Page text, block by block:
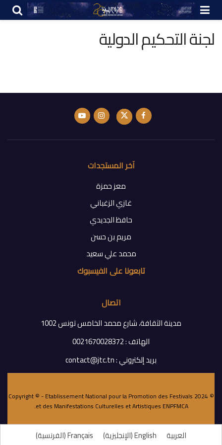
لجنة التحكيم الدولية
آخر المستجدات
معز حمزة
غازي الزغباني
حافظ الجديدي
مريم بن حسن
محمد علي سعيد
تابعونا على الفيسبوك
اتصال
مدينة الثقافة، شارع محمد الخامس تونس 1002
الهاتف : 0021670028372
بريد إلكتروني : contact@jtc.tn
© 2024 Copyright © - Etablissement National pour la Promotion des Festivals
et des Manifestations Culturelles et Artistiques ENPFMCA
.
العربية English
(الإنجليزية)
Français
(الفرنسية)